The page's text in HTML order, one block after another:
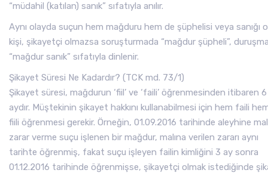
“müdahil (katılan) sanık” sıfatıyla anılır.
Aynı olayda suçun hem mağduru hem de şüphelisi veya sanığı
kişi, şikayetçi olmazsa soruşturmada “mağdur şüpheli”,
“mağdur sanık” sıfatıyla dinlenir.
Şikayet Süresi Ne Kadardır? (TCK md. 73/1)
Şikayet süresi, mağdurun ‘fiil’ ve ‘faili’ öğrenmesinden itibaren 6
aydır. Müştekinin şikayet hakkını kullanabilmesi için hem faili
fiili öğrenmesi gerekir. Örneğin, 01.09.2016 tarihinde aleyhine
zarar verme suçu işlenen bir mağdur, malına verilen zararı aynı
tarihte öğrenmiş, fakat suçu işleyen failin kimliğini 3 ay sonra
01.12.2016 tarihinde öğrenmişse, şikayetçi olmak istediğinde